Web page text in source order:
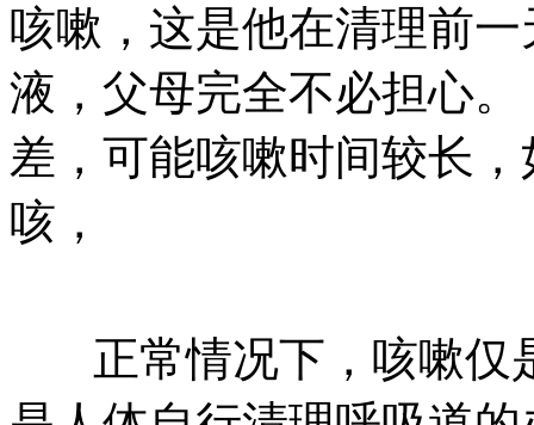
咳嗽，这是他在清理前
液，父母完全不必担心
差，可能咳嗽时间较长
咳，
正常情况下，咳嗽仅